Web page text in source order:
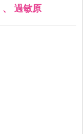
，讓過敏原易
、 過敏原